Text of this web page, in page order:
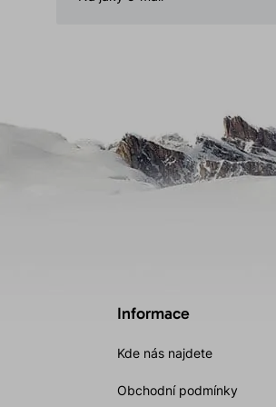
Informace
Kde nás najdete
Obchodní podmínky